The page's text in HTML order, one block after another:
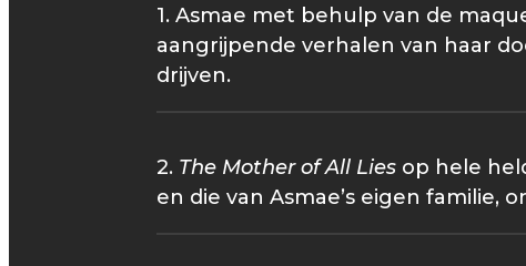
1. Asmae met behulp van de
aangrijpende verhalen van haar
drijven.
2. The Mother of All Liesop hele
en die van Asmae’s eigen familie,